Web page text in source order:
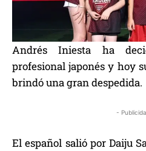
Andrés Iniesta ha
profesional japonés y hoy
brindó una gran despedida.
-
El español salió por Daiju